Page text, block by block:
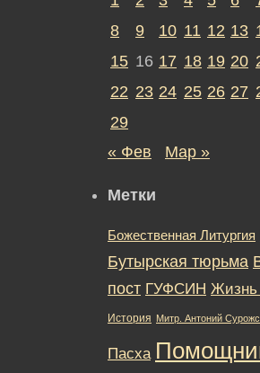
8
9 10 11 12 13
15 16 17 18 19 20
22 23 24 25 26 27
29
« Фев
Мар »
Метки
Божественная Литургия
Бутырская тюрьма
пост ГУФСИН Жизнь
История Митр. Антоний
Пасха